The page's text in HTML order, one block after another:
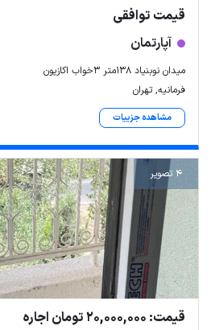
قیمت توافقی
آپارتمان
میدان نوبنیاد ۱۳۸متر ۳خواب اکازیون
فرمانیه, تهران
مشاهده جزییات
4 تصویر
قیمت: 20,000,000 تومان اجاره